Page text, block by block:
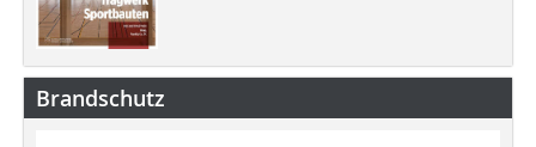
Brandschutz